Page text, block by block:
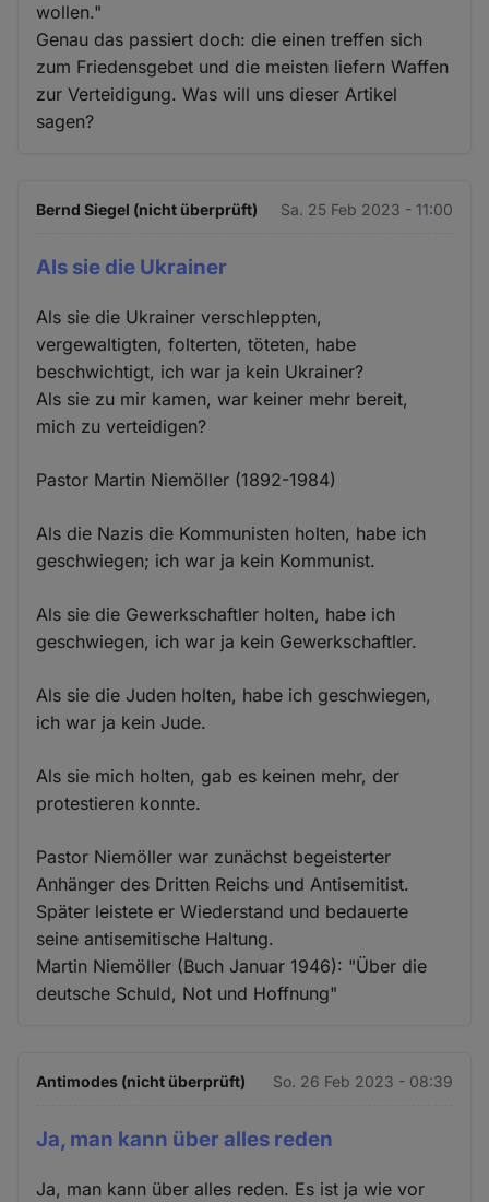
wollen."
Genau das passiert doch: die einen treffen sich
zum Friedensgebet und die meisten liefern Waffen
zur Verteidigung. Was will uns dieser Artikel
sagen?
Bernd Siegel (nicht überprüft) Sa. 25 Feb 2023 - 11:00
Als sie die Ukrainer
Als sie die Ukrainer verschleppten,
vergewaltigten, folterten, töteten, habe
beschwichtigt, ich war ja kein Ukrainer?
Als sie zu mir kamen, war keiner mehr bereit,
mich zu verteidigen?
Pastor Martin Niemöller (1892-1984)
Als die Nazis die Kommunisten holten, habe ich
geschwiegen; ich war ja kein Kommunist.
Als sie die Gewerkschaftler holten, habe ich
geschwiegen, ich war ja kein Gewerkschaftler.
Als sie die Juden holten, habe ich geschwiegen,
ich war ja kein Jude.
Als sie mich holten, gab es keinen mehr, der
protestieren konnte.
Pastor Niemöller war zunächst begeisterter
Anhänger des Dritten Reichs und Antisemitist.
Später leistete er Wiederstand und bedauerte
seine antisemitische Haltung.
Martin Niemöller (Buch Januar 1946): "Über die
deutsche Schuld, Not und Hoffnung"
Antimodes (nicht überprüft) So. 26 Feb 2023 - 08:39
Ja, man kann über alles reden
Ja, man kann über alles reden. Es ist ja wie vor